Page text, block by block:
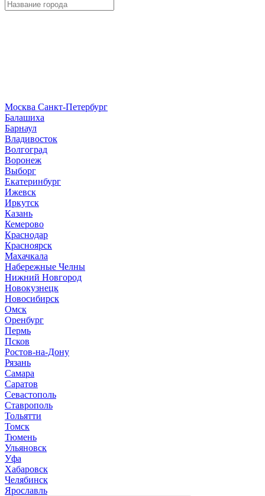
Москва Санкт-Петербург
Балашиха
Барнаул
Владивосток
Волгоград
Воронеж
Выборг
Екатеринбург
Ижевск
Иркутск
Казань
Кемерово
Краснодар
Красноярск
Махачкала
Набережные Челны
Нижний Новгород
Новокузнецк
Новосибирск
Омск
Оренбург
Пермь
Псков
Ростов-на-Дону
Рязань
Самара
Саратов
Севастополь
Ставрополь
Тольятти
Томск
Тюмень
Ульяновск
Уфа
Хабаровск
Челябинск
Ярославль